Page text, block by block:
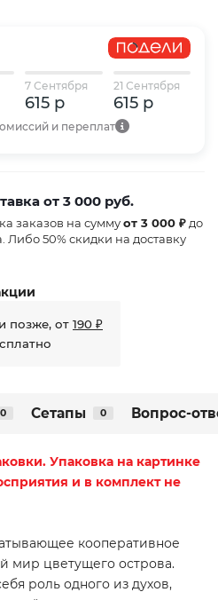
7 Сентября
615 р
21 Сентября
615 р
и переплат
от 3 000 руб.
заказов на суммуот 3 000 ₽ до
Либо 50% скидки на доставку
позже, от 190 ₽
0 Сетапы 0 Вопрос-
Упаковка на картинке
и в комплект не
кооперативное
мир цветущего острова.
роль одного из духов,